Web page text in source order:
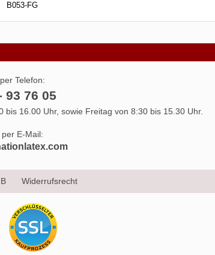
B053-FG
Telefon:
93 76 05
16.00 Uhr, sowie Freitag von 8:30 bis 15.30 Uhr.
E-Mail:
Widerrufsrecht